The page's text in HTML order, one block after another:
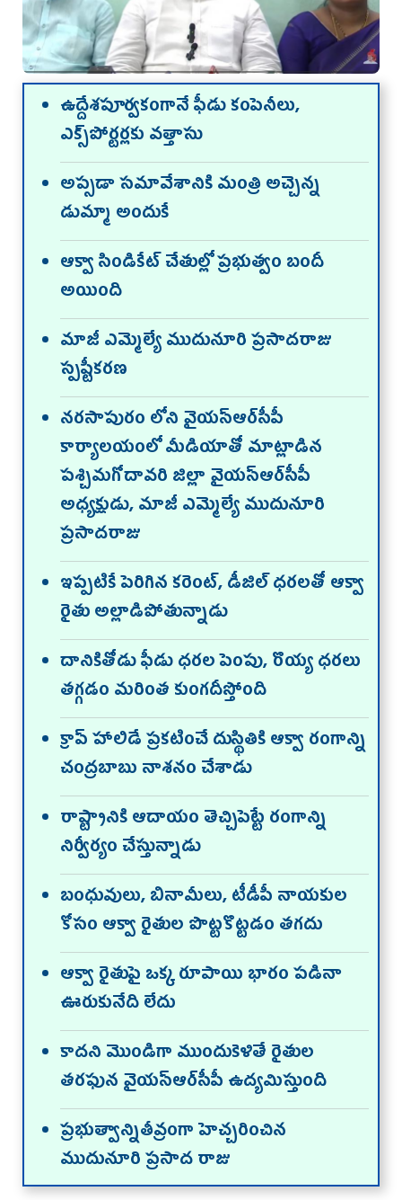
ఉద్దేశ‌పూర్వ‌కంగానే ఫీడు కంపెనీలు,
ఎక్స్‌పోర్ట‌ర్లకు వ‌త్తాసు
అప్స‌డా స‌మావేశానికి మంత్రి అచ్చెన్న
డుమ్మా అందుకే
ఆక్వా సిండికేట్ చేతుల్లో ప్ర‌భుత్వం బందీ
అయింది
మాజీ ఎమ్మెల్యే ముదునూరి ప్ర‌సాద‌రాజు
స్ప‌ష్టీక‌ర‌ణ
న‌ర‌సాపురం లోని వైయ‌స్ఆర్‌సీపీ
కార్యాల‌యంలో మీడియాతో మాట్లాడిన
ప‌శ్చిమ‌గోదావ‌రి జిల్లా వైయ‌స్ఆర్‌సీపీ
అధ్య‌క్షుడు, మాజీ ఎమ్మెల్యే ముదునూరి
ప్ర‌సాద‌రాజు
ఇప్ప‌టికే పెరిగిన క‌రెంట్‌, డీజిల్ ధ‌ర‌ల‌తో ఆక్వా
రైతు అల్లాడిపోతున్నాడు
దానికితోడు ఫీడు ధ‌ర‌ల పెంపు, రొయ్య ధ‌ర‌లు
త‌గ్గ‌డం మరింత కుంగ‌దీస్తోంది
క్రాప్ హాలిడే ప్ర‌క‌టించే దుస్థితికి ఆక్వా రంగాన్ని
చంద్ర‌బాబు నాశ‌నం చేశాడు
రాష్ట్రానికి ఆదాయం తెచ్చిపెట్టే రంగాన్ని
నిర్వీర్యం చేస్తున్నాడు
బంధువులు, బినామీలు, టీడీపీ నాయ‌కుల
కోసం ఆక్వా రైతుల పొట్ట‌కొట్ట‌డం త‌గ‌దు
ఆక్వా రైతుపై ఒక్క రూపాయి భారం ప‌డినా
ఊరుకునేది లేదు
కాద‌ని మొండిగా ముందుకెళితే రైతుల
త‌ర‌ఫున వైయ‌స్ఆర్‌సీపీ ఉద్య‌మిస్తుంది
ప్ర‌భుత్వాన్నితీవ్రంగా హెచ్చ‌రించిన
ముదునూరి ప్ర‌సాద‌ రాజు